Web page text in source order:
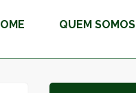
QUEM SOMOS